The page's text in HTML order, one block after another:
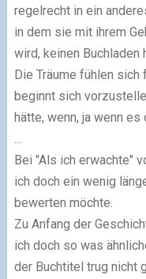
regelrecht in ein
in dem sie mit ihrem
wird, keinen Buchladen
Die Träume fühlen
beginnt sich
hätte, wenn, ja wenn
Bei "Als ich erwachte"
ich doch ein wenig
bewerten möchte.
Zu Anfang der
ich doch so was
der Buchtitel trug nicht